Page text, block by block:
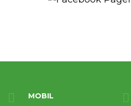
MOBIL